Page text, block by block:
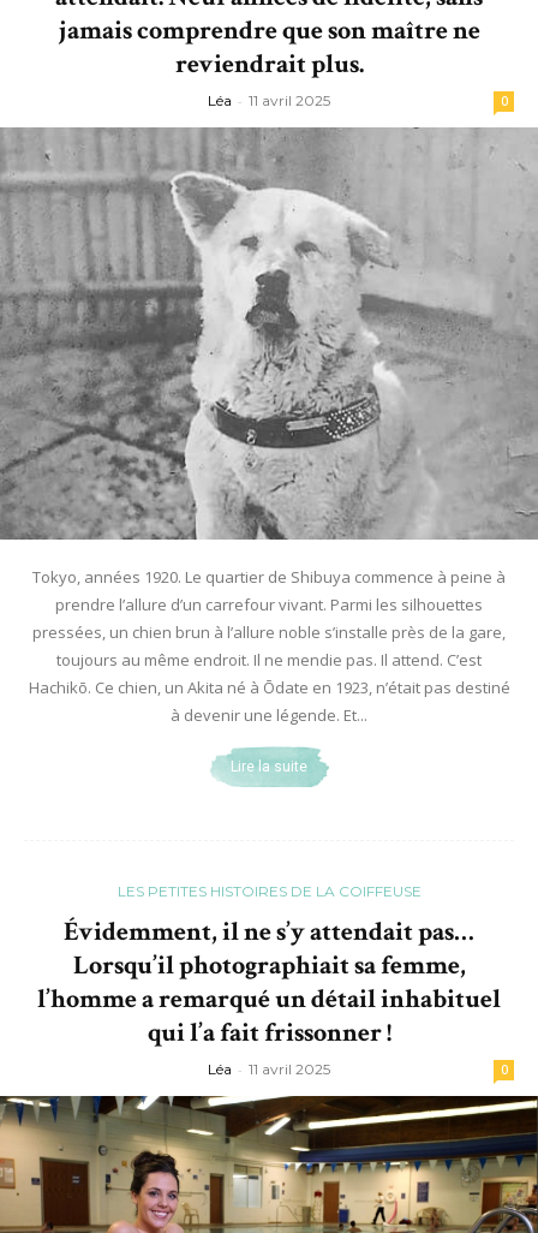
jamais comprendre que son maître ne
reviendrait plus.
Léa - 11 avril 2025 0
Tokyo, années 1920. Le quartier de Shibuya commence à peine à
prendre l’allure d’un carrefour vivant. Parmi les silhouettes
pressées, un chien brun à l’allure noble s’installe près de la gare,
toujours au même endroit. Il ne mendie pas. Il attend. C’est
Hachikō. Ce chien, un Akita né à Ōdate en 1923, n’était pas destiné
à devenir une légende. Et...
Lire la suite
LES PETITES HISTOIRES DE LA COIFFEUSE
Évidemment, il ne s’y attendait pas…
Lorsqu’il photographiait sa femme,
l’homme a remarqué un détail inhabituel
qui l’a fait frissonner !
Léa - 11 avril 2025 0